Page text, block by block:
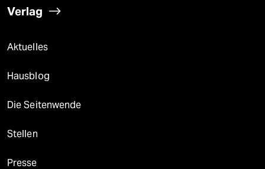
Verlag
Aktuelles
Hausblog
Die Seitenwende
Stellen
Presse